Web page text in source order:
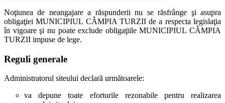
Noţiunea de neangajare a răspunderii nu se răsfrânge şi asupra
obligaţiei MUNICIPIUL CÂMPIA TURZII de a respecta legislaţia
în vigoare şi nu poate exclude obligaţiile MUNICIPIUL CÂMPIA
TURZII impuse de lege.
Reguli generale
Administratorul siteului declară următoarele:
va depune toate eforturile rezonabile pentru realizarea